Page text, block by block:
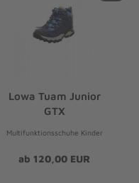
Lowa Tuam Junior
GTX
Multifunktionsschuhe Kinder
ab 120,00 EUR